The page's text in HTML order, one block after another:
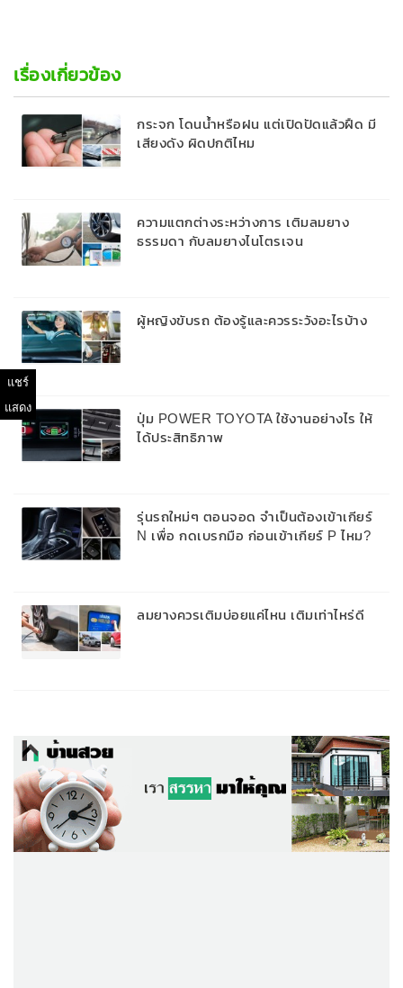
เรื่องเกี่ยวข้อง
กระจก โดนน้ำหรือฝน แต่เปิดปัดแล้วฝืด มี
เสียงดัง ผิดปกติไหม
ความแตกต่างระหว่างการ เติมลมยาง
ธรรมดา กับลมยางไนโตรเจน
ผู้หญิงขับรถ ต้องรู้และควรระวังอะไรบ้าง
ปุ่ม POWER TOYOTA ใช้งานอย่างไร ให้
ได้ประสิทธิภาพ
รุ่นรถใหม่ๆ ตอนจอด จำเป็นต้องเข้าเกียร์
N เพื่อ กดเบรกมือ ก่อนเข้าเกียร์ P ไหม?
ลมยางควรเติมบ่อยแค่ไหน เติมเท่าไหร่ดี
แชร์
แสดง